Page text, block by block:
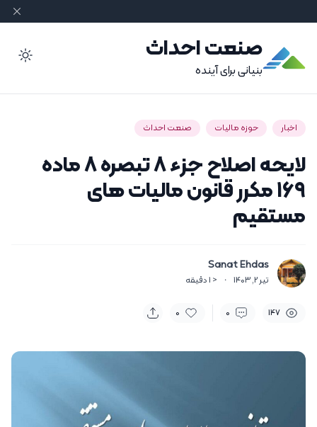
صنعت احداث
بنیانی برای آینده
اخبار حوزه مالیات صنعت احداث
لایحه اصلاح جزء ۸ تبصره ۸ ماده
۱۶۹ مکرر قانون مالیات های
مستقیم
Sanat Ehdas
تیر 2, 1403 ·
< 1 دقیقه
147
0
0